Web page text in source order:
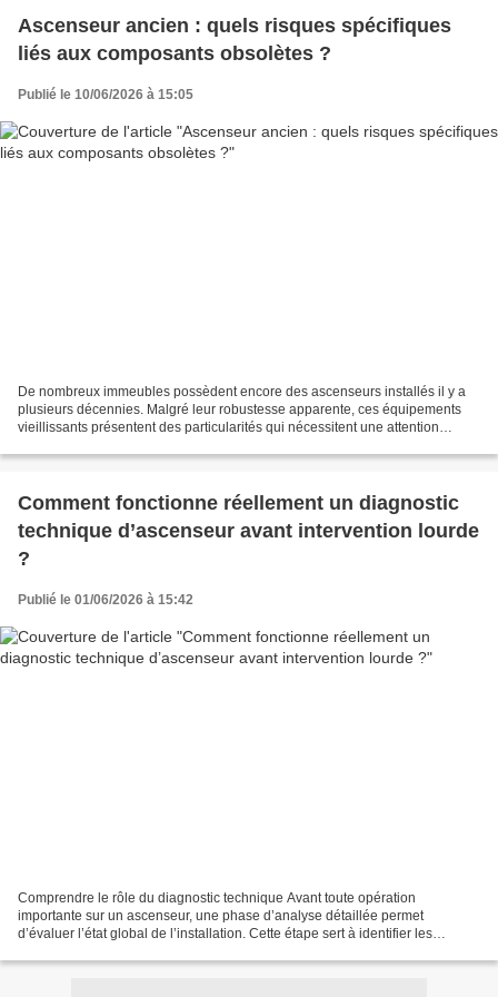
Ascenseur ancien : quels risques spécifiques
liés aux composants obsolètes ?
Publié le 10/06/2026 à 15:05
De nombreux immeubles possèdent encore des ascenseurs installés il y a
plusieurs décennies. Malgré leur robustesse apparente, ces équipements
vieillissants présentent des particularités qui nécessitent une attention
Comment fonctionne réellement un diagnostic
technique d’ascenseur avant intervention lourde
?
Publié le 01/06/2026 à 15:42
Comprendre le rôle du diagnostic technique Avant toute opération
importante sur un ascenseur, une phase d’analyse détaillée permet
d’évaluer l’état global de l’installation. Cette étape sert à identifier les